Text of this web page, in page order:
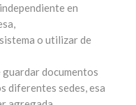
en
o utilizar de
documentos
diferentes sedes, esa